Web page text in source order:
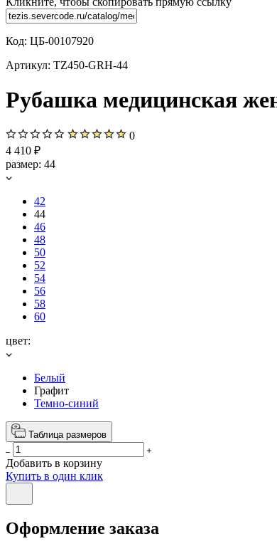
Код: ЦБ-00107920
Артикул: TZ450-GRH-44
Рубашка медицинская
0
4 410 ₽
размер: 44
42
44
46
48
50
52
54
56
58
60
цвет:
Белый
Графит
Темно-синий
Таблица размеров
Добавить в корзину
Купить в один клик
Оформление заказа